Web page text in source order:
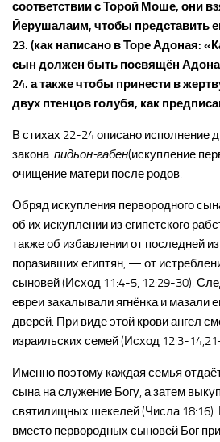
соответствии с Торой Моше, они
Йерушалаим, чтобы представить
23. (как написано в Торе Адоная:
сын должен быть посвящён
24. а также чтобы принести в
двух птенцов голубя, как
В стихах 22-24 описано исполнение
закона: пидьон-габен(искупление
очищение матери после родов.
Обряд искупления первородного
об их искуплении из египетского
также об избавлении от последней
поразивших египтян, — от
сыновей (Исход 11:4-5, 12:29-30).
евреи закалывали ягнёнка и мазали
дверей. При виде этой крови ангел
израильских семей (Исход 12:3-
Именно поэтому каждая семья
сына на служение Богу, а затем
святилищных шекелей (Числа 18:16).
вместо первородных сыновей Бог